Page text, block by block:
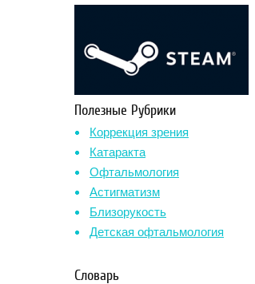
Полезные Рубрики
Коррекция зрения
Катаракта
Офтальмология
Астигматизм
Близорукость
Детская офтальмология
Словарь